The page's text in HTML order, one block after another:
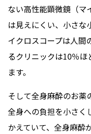
ない高性能顕微鏡（マ
は見えにくい、小さな
イクロスコープは人間
るクリニックは10％
ます。
そして全身麻酔のお薬
全身への負担を小さく
かえていて、全身麻酔